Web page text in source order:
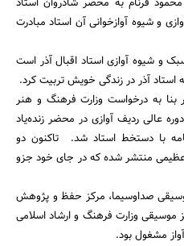
فرنام به محضر شادروان استاد
و شیوه آوازخوانی آن استاد مبادرت
و شیوه آوازی استاد اقبال آذر است
استاد آذر در زندگی خویش تربیت کرد.
بنا به درخواست وزارت فرهنگ و هنر
عالی ردیف آوازی در محضر زنده‌یاد
با دستخط استاد شد. تاکنون دو
عظیمی منتشر شده که در جای خود جزو
1360 در مرکز موسیقی صداوسیما، مرکز حفظ و پژوهش
موسیقی وزارت فرهنگ و ارشاد اسلامی
مشغول بود.